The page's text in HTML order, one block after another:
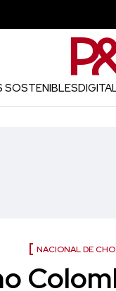
SOSTENIBLES
NACIONAL DE